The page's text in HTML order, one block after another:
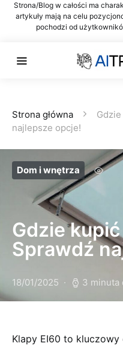
Strona/Blog w całości ma
artykuły mają na celu
pochodzi od
Strona główna
najlepsze opcje!
Dom i wnętrza
Gdzie
Sprawdź
18/01/2025 3 minuta
Klapy EI60 to